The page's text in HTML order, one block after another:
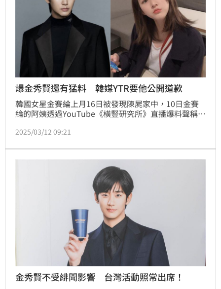
爆金秀賢還有猛料 韓媒YTR要他公開道歉
韓國女星金賽綸上月16日被發現陳屍家中，10日金賽
綸的阿姨透過YouTube《橫豎研究所》直播爆料聲稱金
賽綸的激吻照及金賽綸求救短信，風波持續延燒。而對
賽綸遺屬公開道歉，並警告若繼續否認事實，將以損害
名譽為由提起訴訟。蔡維歆
2025/03/12 09:21
金秀賢不受緋聞影響 台灣活動照常出席！